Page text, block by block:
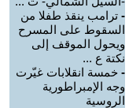
- ترامب ينقذ طفلا من
السقوط على المسرح
ويحول الموقف إلى
نكتة ع ...
- خمسة انقلابات غيّرت
وجه الإمبراطورية
الروسية